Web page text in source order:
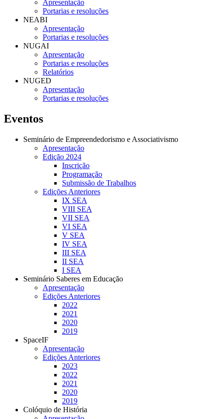
Apresentação
Portarias e resoluções
NEABI
Apresentação
Portarias e resoluções
NUGAI
Apresentação
Portarias e resoluções
Relatórios
NUGED
Apresentação
Portarias e resoluções
Eventos
Seminário de Empreendedorismo e Associativismo
Apresentação
Edição 2024
Inscrição
Programação
Submissão de Trabalhos
Edições Anteriores
IX SEA
VIII SEA
VII SEA
VI SEA
V SEA
IV SEA
III SEA
II SEA
I SEA
Seminário Saberes em Educação
Apresentação
Edições Anteriores
2022
2021
2020
2019
SpaceIF
Apresentação
Edições Anteriores
2023
2022
2021
2020
2019
Colóquio de História